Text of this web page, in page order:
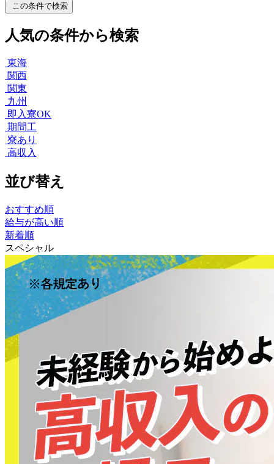
この条件で検索
人気の条件から検索
東海
関西
関東
九州
即入寮OK
期間工
寮あり
高収入
並び替え
おすすめ順
給与が高い順
新着順
スペシャル